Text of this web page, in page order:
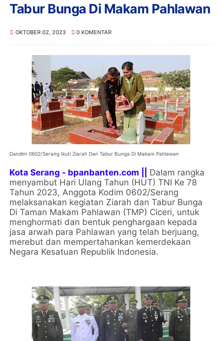
Tabur Bunga Di Makam Pahlawan
OKTOBER 02, 2023 0 KOMENTAR
Dandim 0602/Serang Ikuti Ziarah Dan Tabur Bunga Di Makam Pahlawan
Kota Serang - bpanbanten.com ||
Dalam rangka
menyambut Hari Ulang Tahun (HUT) TNI Ke 78
Tahun 2023, Anggota Kodim 0602/Serang
melaksanakan kegiatan Ziarah dan Tabur Bunga
Di Taman Makam Pahlawan (TMP) Ciceri, untuk
menghormati dan bentuk penghargaan kepada
jasa arwah para Pahlawan yang telah berjuang,
merebut dan mempertahankan kemerdekaan
Negara Kesatuan Republik Indonesia.